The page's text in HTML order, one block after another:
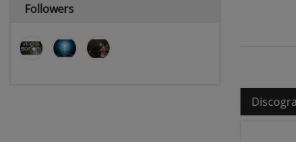
Followers